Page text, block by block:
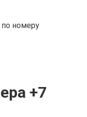
по номеру
+7